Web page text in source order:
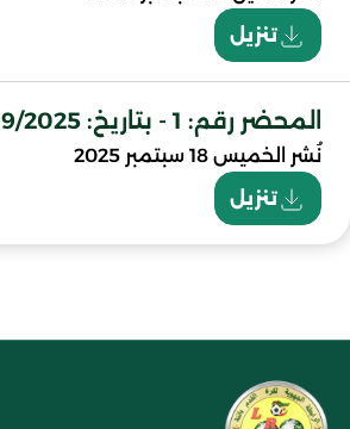
تنزيل
المحضر رقم: 1 - بتاريخ: 18/09/2025
نُشر
الخميس 18 سبتمبر 2025
تنزيل